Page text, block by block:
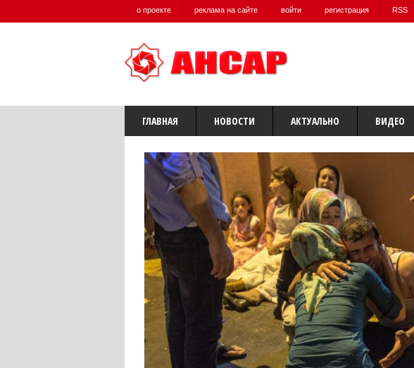
о проекте реклама на сайте войти регистрация RSS
ГЛАВНАЯ НОВОСТИ АКТУАЛЬНО ВИДЕО